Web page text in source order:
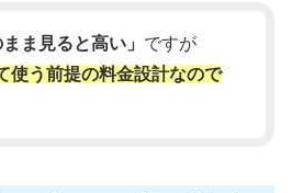
ま見ると高い」 ですが
使う前提の料金設計なので